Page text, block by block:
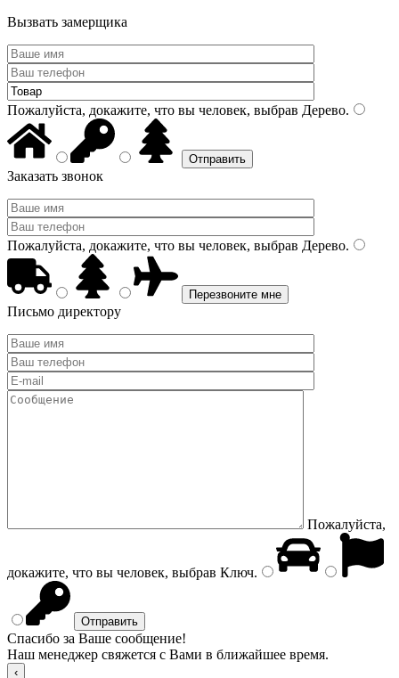
Вызвать замерщика
Пожалуйста, докажите, что вы человек, выбрав Дерево.
Заказать звонок
Пожалуйста, докажите, что вы человек, выбрав Дерево.
Письмо директору
Пожалуйста,
докажите, что вы человек, выбрав Ключ.
Спасибо за Ваше сообщение!
Наш менеджер свяжется с Вами в ближайшее время.